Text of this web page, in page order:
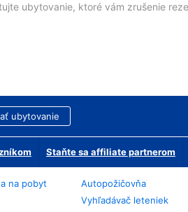
ubytovanie, ktoré vám zrušenie
ubytovanie
Staňte sa affiliate partnerom
na pobyt
Autopožičovňa
Vyhľadávač leteniek